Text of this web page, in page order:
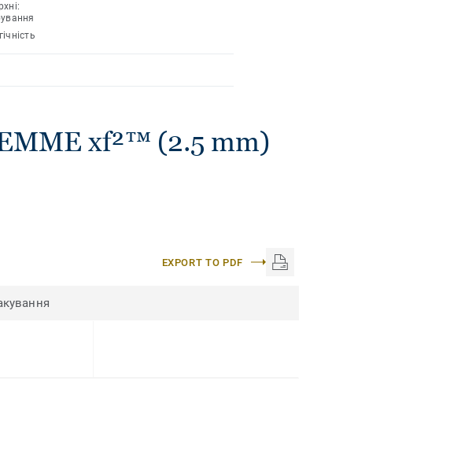
xf²™ (2.5 mm)
EXPORT TO PDF